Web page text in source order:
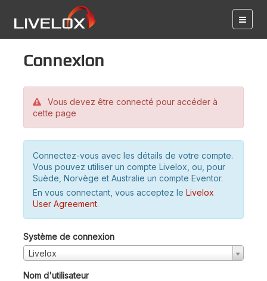
Connexion
Vous devez être connecté pour accéder à
cette page
Connectez-vous avec les détails de votre compte.
Vous pouvez utiliser un compte Livelox, ou, pour
Suède, Norvège et Australie un compte Eventor.
En vous connectant, vous acceptez le Livelox
User Agreement.
Système de connexion
Livelox
Nom d'utilisateur